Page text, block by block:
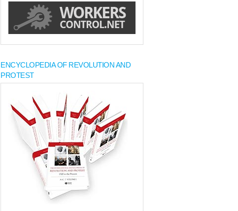
ENCYCLOPEDIA OF REVOLUTION AND
PROTEST